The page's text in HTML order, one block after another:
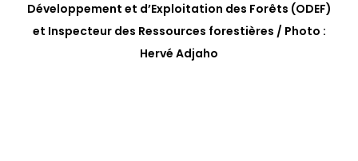
Développement et d’Exploitation des Forêts (ODEF)
et Inspecteur des Ressources forestières / Photo :
Hervé Adjaho